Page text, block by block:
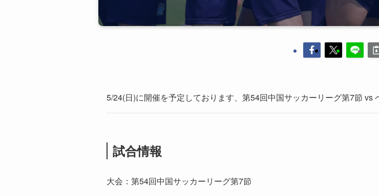
5/24(日)に開催を予定しております、第54回中国サッカーリーグ第7節 vs
試合情報
大会：第54回中国サッカーリーグ第7節